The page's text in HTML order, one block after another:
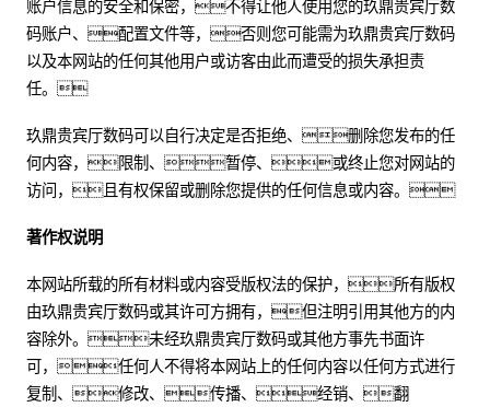
账户信息的安全和保密，不得让他人使用您的玖鼎贵宾厅数
码账户、配置文件等，否则您可能需为玖鼎贵宾厅数码
以及本网站的任何其他用户或访客由此而遭受的损失承担责
任。
玖鼎贵宾厅数码可以自行决定是否拒绝、删除您发布的任
何内容，限制、暂停、或终止您对网站的
访问，且有权保留或删除您提供的任何信息或内容。
著作权说明
本网站所载的所有材料或内容受版权法的保护，所有版权
由玖鼎贵宾厅数码或其许可方拥有，但注明引用其他方的内
容除外。未经玖鼎贵宾厅数码或其他方事先书面许
可，任何人不得将本网站上的任何内容以任何方式进行
复制、修改、传播、经销、翻